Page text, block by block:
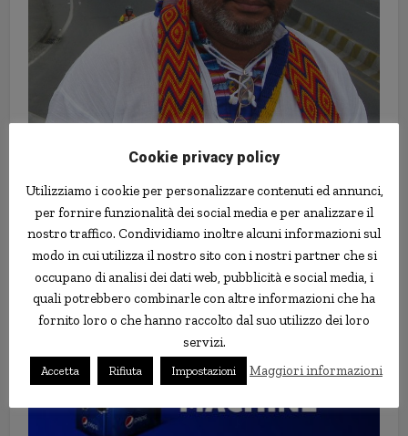
Cookie privacy policy
Utilizziamo i cookie per personalizzare contenuti ed annunci,
per fornire funzionalità dei social media e per analizzare il
nostro traffico. Condividiamo inoltre alcuni informazioni sul
modo in cui utilizza il nostro sito con i nostri partner che si
occupano di analisi dei dati web, pubblicità e social media, i
quali potrebbero combinarle con altre informazioni che ha
fornito loro o che hanno raccolto dal suo utilizzo dei loro
servizi.
Accetta Rifiuta Impostazioni Maggiori informazioni